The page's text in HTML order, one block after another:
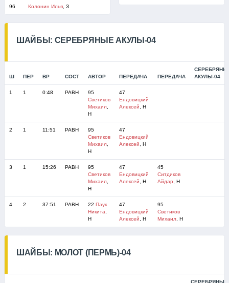
96 Колонин Илья, З
ШАЙБЫ: СЕРЕБРЯНЫЕ АКУЛЫ-04
Ш ПЕР ВР СОСТ АВТОР ПЕРЕДАЧА ПЕРЕДАЧА
АКУЛЫ-04
1 1 0:48 РАВН
95
Светиков
Михаил,
Н
47
Ендовицкий
Алексей , Н
2 1 11:51 РАВН
95
Светиков
Михаил,
Н
47
Ендовицкий
Алексей , Н
3 1 15:26 РАВН
95
Светиков
Михаил,
Н
47
Ендовицкий
Алексей , Н
45
Ситдиков
Айдар , Н
4 2 37:51 РАВН 22 Паук
Никита
Н
47
Ендовицкий
Алексей , Н
95
Светиков
Михаил, Н
ШАЙБЫ: МОЛОТ (ПЕРМЬ)-04
СЕРЕБРЯНЫЕ